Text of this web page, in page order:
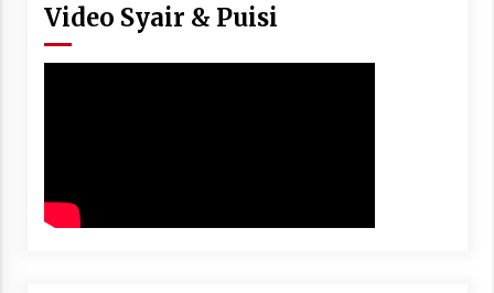
Video Syair & Puisi